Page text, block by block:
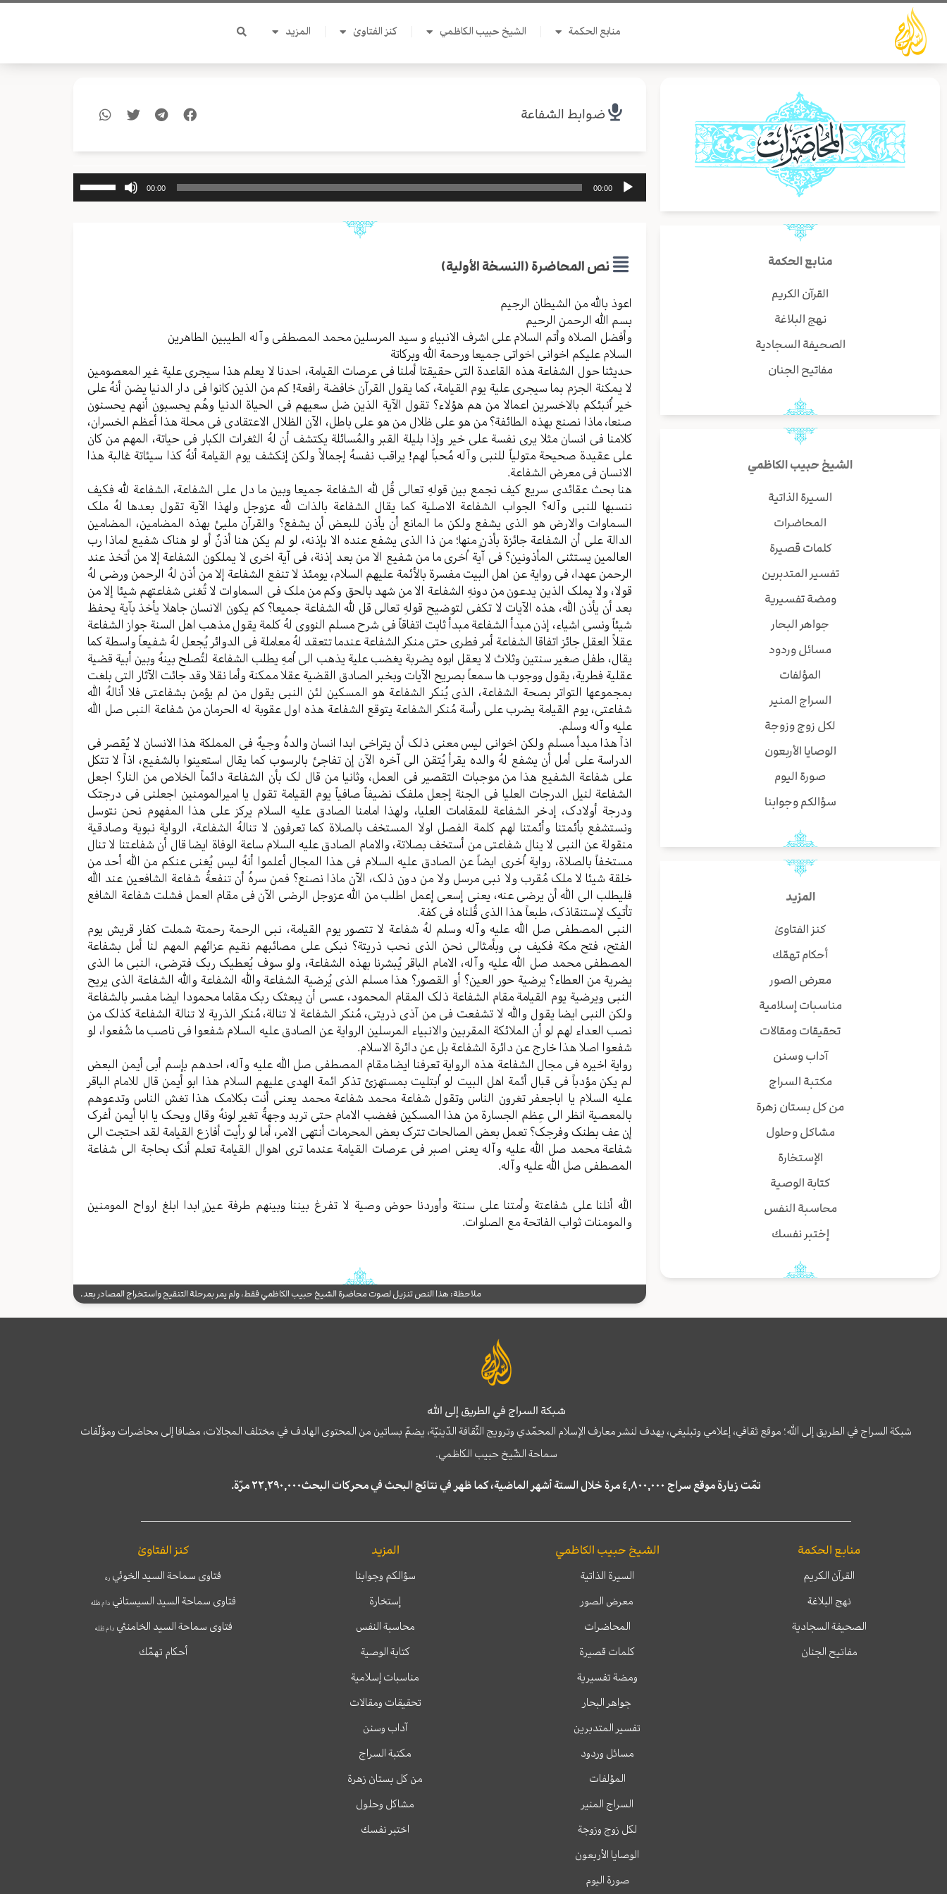
تخطي
المحتوى
منابع الحكمة الشيخ حبيب الكاظمي كنز الفتاوىٰ المزيد
منابع الحكمة
القرآن الكريم
نهج البلاغة
الصحيفة السجادية
مفاتيح الجنان
الشيخ حبيب الكاظمي
السيرة الذاتية
المحاضرات
كلمات قصيرة
تفسير المتدبرين
ومضة تفسيرية
جواهر البحار
مسائل وردود
المؤلفات
السراج المنير
لكل زوج وزوجة
الوصايا الأربعون
صورة اليوم
سؤالكم وجوابنا
المزيد
كنز الفتاوىٰ
أحكام تهمّك
معرض الصور
مناسبات إسلامية
تحقيقات ومقالات
آداب وسنن
مكتبة السراج
من كل بستان زهرة
مشاكل وحلول
الإستخارة
كتابة الوصية
محاسبة النفس
إختبر نفسك
ضوابط الشفاعة
مشغل
00:00
00:00
نص المحاضرة (النسخة الأولية)
اعوذ بالله من الشیطان الرجیم
بسم الله الرحمن الرحیم
وأفضل الصلاه وأتم السلام علی اشرف الانبیاء و سید المرسلین محمد المصطفی وآله الطیبین الطاهرین
السلام علیکم اخوانی اخواتی جمیعا ورحمة الله وبرکاتة
حدیثنا حول الشفاعة هذه القاعدة التی حقیقتا أملنا فی عرصات القیامة، احدنا لا یعلم هذا سیجری علیة غیر المعصومین
لا یمکنة الجزم بما سیجری علیة یوم القیامة، کما یقول القرآن خافضة رافعة! کم من الذین کانوا فی دار الدنیا یضن أنهُ علی
خیر أُنبئکم بالاخسرین اعمالا من هم هؤلاء؟ تقول الآیة الذین ضل سعیهم فی الحیاة الدنیا وهُم یحسبون أنهم یحسنون
صنعا، ماذا نصنع بهذه الطائفة؟ من هو علی ظلال من هو علی باطل، الآن الظلال الاعتقادی فی محلة هذا أعظم الخسران،
کلامنا فی انسان مثلا یری نفسة علی خیر وإذا بلیلة القبر والمُسائلة یکتشف أن لهُ الثغرات الکبار فی حیاتة، المهم من کان
علی عقیدة صحیحة متولیاً للنبی وآله مُحباً لهم! یراقب نفسهُ إجمالاً ولکن إنکشف یوم القیامة أنهُ کذا سیئاتة غالبة هذا
الانسان فی معرض الشفاعة.
هنا بحث عقائدی سریع کیف نجمع بین قولهِ تعالی قُل لله الشفاعة جمیعا وبین ما دل علی الشفاعة، الشفاعة لله فکیف
ننسبها للنبی وآله؟ الجواب الشفاعة الاصلیة کما یقال الشفاعة بالذات لله عزوجل ولهذا الآیة تقول بعدها لهُ ملک
السماوات والارض هو الذی یشفع ولکن ما المانع أن یأذن للبعض أن یشفع؟ والقرآن ملیئ بهذه المضامین، المضامین
الدالة علی أن الشفاعة جائزة بأذنٍ منها؛ من ذا الذی یشفع عنده الا بإذنه، لو لم یکن هنا أذنٌ أو لو هناک شفیع لماذا رب
العالمین یستثنی المأذونین؟ فی آیة اُخری ما من شفیع الا من بعد إذنة، فی آیة اخری لا یملکون الشفاعة إلا من أتخذ عند
الرحمن عهدا، فی روایة عن اهل البیت مفسرة بالأئمة علیهم السلام، یومئذ لا تنفع الشفاعة إلا من أذن لهُ الرحمن ورضی لهُ
قولا، ولا یملک الذین یدعون من دونهِ الشفاعة الا من شهد بالحق وکم من ملک فی السماوات لا تُغنی شفاعتهم شیئا إلا من
بعد أن یأذن الله، هذه الآیات لا تکفی لتوضیح قولهِ تعالی قل لله الشفاعة جمیعا؟ کم یکون الانسان جاهلا یأخذ بآیة یحفظ
شیئاً ونسی اشیاء، إذن مبدأ الشفاعة مبدأ ثابت اتفاقاً فی شرح مسلم النووی لهُ کلمة یقول مذهب اهل السنة جواز الشفاعة
عقلاً العقل جائز اتفاقا الشفاعة أمر فطری حتی منکر الشفاعة عندما تتعقد لهُ معاملة فی الدوائر یُجعل لهُ شفیعاً واسطة کما
یقال، طفل صغیر سنتین وثلاث لا یعقل ابوه یضربة یغضب علیة یذهب الی اُمهِ یطلب الشفاعة لتُصلح بینهُ وبین أبیة قضیة
عقلیة فطریة، یقول ووجوب ها سمعاً بصریح الآیات وبخبر الصادق القضیة عقلا ممکنة وأما نقلا وقد جائت الآثار التی بلغت
بمجموعها التواتر بصحة الشفاعة، الذی یُنکر الشفاعة هو المسکین لئن النبی یقول من لم یؤمن بشفاعتی فلا أنالهُ الله
شفاعتی، یوم القیامة یضرب علی رأسة مُنکر الشفاعة یتوقع الشفاعة هذه اول عقوبة له الحرمان من شفاعة النبی صل الله
علیه وآله وسلم.
اذاً هذا مبدأ مسلم ولکن اخوانی لیس معنی ذلک أن یتراخی ابدا انسان والدهُ وجیهٌ فی المملکة هذا الانسان لا یُقصر فی
الدراسة علی أمل أن یشفع لهُ والده یقرأ یُتقن الی آخره الآن إن تفاجئ بالرسوب کما یقال استعینوا بالشفیع، اذاً لا تتکل
علی شفاعة الشفیع هذا من موجبات التقصیر فی العمل، وثانیا من قال لک بأن الشفاعة دائماً الخلاص من النار؟ اجعل
الشفاعة لنیل الدرجات العلیا فی الجنة إجعل ملفک نضیفاً صافیاً یوم القیامة تقول یا امیرالمومنین اجعلنی فی درجتک
ودرجة أولادک، إدخر الشفاعة للمقامات العلیا، ولهذا امامنا الصادق علیه السلام یرکز علی هذا المفهوم نحن نتوسل
ونستشفع بأئمتنا وأئمتنا لهم کلمة الفصل اولا المستخف بالصلاة کما تعرفون لا تنالهُ الشفاعة، الروایة نبویة وصادقیة
منقولة عن النبی لا ینال شفاعتی من أستخف بصلاتة، والامام الصادق علیه السلام ساعة الوفاة ایضا قال أن شفاعتنا لا تنال
مستخفاً بالصلاة، روایة اُخری ایضاً عن الصادق علیه السلام فی هذا المجال أعلموا أنهُ لیس یُغنی عنکم من الله أحد من
خلقة شیئا لا ملک مُقرب ولا نبی مرسل ولا من دون ذلک، الآن ماذا نصنع؟ فمن سرهُ أن تنفعةُ شفاعة الشافعین عند الله
فلیطلب الی الله أن یرضی عنه، یعنی إسعی إعمل اطلب من الله عزوجل الرضی الآن فی مقام العمل فشلت شفاعة الشافع
تأتیک لإستنقاذک، طبعاً هذا الذی قُلناه فی کفة.
النبی المصطفی صل الله علیه وآله وسلم لهُ شفاعة لا تتصور یوم القیامة، نبی الرحمة رحمتة شملت کفار قریش یوم
الفتح، فتح مکة فکیف بی وبأمثالی نحن الذی نحب ذریتة؟ نبکی علی مصائبهم نقیم عزائهم المهم لنا أمل بشفاعة
المصطفی محمد صل الله علیه وآله، الامام الباقر یُبشرنا بهذه الشفاعة، ولو سوف یُعطیک ربک فترضی، النبی ما الذی
یضریة من العطاء؟ یرضیة حور العین؟ أو القصور؟ هذا مسلم الذی یُرضیة الشفاعة والله الشفاعة والله الشفاعة الذی یریح
النبی ویرضیة یوم القیامة مقام الشفاعة ذلک المقام المحمود، عسی أن یبعثک ربک مقاما محمودا ایضا مفسر بالشفاعة
ولکن النبی ایضا یقول والله لا تشفعت فی من آذی ذریتی، مُنکر الشفاعة لا تنالة، مُنکر الذریة لا تنالة الشفاعة کذلک من
نصب العداء لهم لو أن الملائکة المقربین والانبیاء المرسلین الروایة عن الصادق علیه السلام شفعوا فی ناصب ما شُفعوا، لو
شفعوا اصلا هذا خارج عن دائرة الشفاعة بل عن دائرة الاسلام.
رواية اخیره فی مجال الشفاعة هذه الروایة تعرفنا ایضا مقام المصطفی صل الله علیه وآله، احدهم بإسم أبی أیمن البعض
لم یکن مؤدباً فی قبال أئمة اهل البیت لو اُبتلیت بمستهزئ تذکر ائمة الهدی علیهم السلام هذا ابو أیمن قال للامام الباقر
علیه السلام یا اباجعفر تغرون الناس وتقول شفاعة محمد شفاعة محمد یعنی أنت بکلامک هذا تغش الناس وتدعوهم
بالمعصیة انظر الی عِظم الجسارة من هذا المسکین فغضب الامام حتی تربد وجهةُ تغیر لونهُ وقال ویحک یا ابا أیمن أغرک
إن عف بطنک وفرجک؟ تعمل بعض الصالحات تترک بعض المحرمات أنتهی الامر، أما لو رأیت أفازع القیامة لقد احتجت الی
شفاعة محمد صل الله علیه وآله یعنی اصبر فی عرصات القیامة عندما تری اهوال القیامة تعلم أنک بحاجة الی شفاعة
المصطفی صل الله علیه وآله.
الله أنلنا علی شفاعتة وأمتنا علی سنتة وأوردنا حوض وصیة لا تفرغ بیننا وبینهم طرفة عینٍ ابدا ابلغ ارواح المومنین
والمومنات ثواب الفاتحة مع الصلوات.
ملاحظة: هذا النص تنزيل لصوت محاضرة الشيخ حبيب الكاظمي فقط، ولم يمر بمرحلة التنقيح واستخراج المصادر بعد.
شبكة السراج في الطريق إلى الله
شبكة السراج في الطريق إلى الله؛ موقع ثقافي، إعلامي وتبليغي، يهدف لنشر معارف الإسلام المحمّدي وترويج الثّقافة الدّينيّة، يضمّ بساتين من المحتوى الهادف في مختلف المجالات، مضافا إلى محاضرات ومؤلّفات
سماحة الشّيخ حبيب الكاظمي.
تمّت زيارة موقع سراج ٤,٨٠٠,٠٠٠ مرة خلال الستة أشهر الماضية، كما ظهر في نتائج البحث في محركات البحث٢٢,٢٩٠,٠٠٠ مرّة.
منابع الحكمة
القرآن الكريم
نهج البلاغة
الصحيفة السجادية
مفاتيح الجنان
الشيخ حبيب الكاظمي
السيرة الذاتية
معرض الصور
المحاضرات
كلمات قصيرة
ومضة تفسيرية
جواهر البحار
تفسير المتدبرين
مسائل وردود
المؤلفات
السراج المنير
لكل زوج وزوجة
الوصايا الأربعون
صورة اليوم
المزيد
سؤالكم وجوابنا
إستخارة
محاسبة النفس
كتابة الوصية
مناسبات إسلامية
تحقيقات ومقالات
آداب وسنن
مكتبة السراج
من كل بستان زهرة
مشاكل وحلول
اختبر نفسك
كنز الفتاوىٰ
فتاوى سماحة السيد الخوئي ره
فتاوى سماحة السيد السيستاني دام ظله
فتاوى سماحة السيد الخامنئيدام ظله
أحكام تهمّك